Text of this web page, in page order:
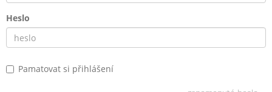
Heslo
Pamatovat si přihlášení